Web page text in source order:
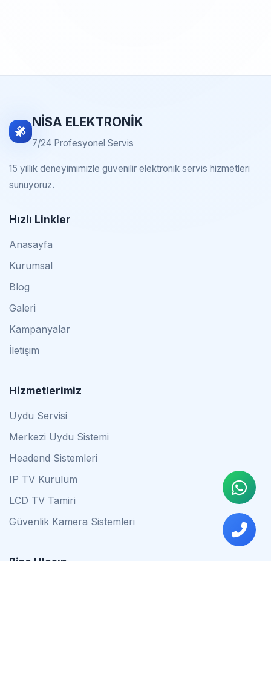
NİSA ELEKTRONİK
7/24 Profesyonel Servis
15 yıllık deneyimimizle güvenilir elektronik servis hizmetleri
sunuyoruz.
Hızlı Linkler
Anasayfa
Kurumsal
Blog
Galeri
Kampanyalar
İletişim
Hizmetlerimiz
Uydu Servisi
Merkezi Uydu Sistemi
Headend Sistemleri
IP TV Kurulum
LCD TV Tamiri
Güvenlik Kamera Sistemleri
Bize Ulaşın